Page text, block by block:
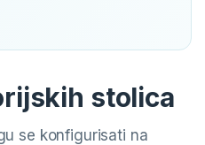
stolica
se konfigurisati na